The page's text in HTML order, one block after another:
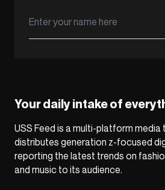
Your daily intake of
USS Feed is a multi-platform
distributes generation z-focused
reporting the latest trends on
and music to its audience.